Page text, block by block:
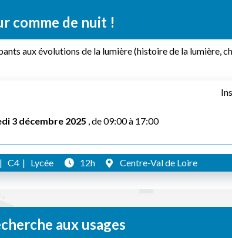
comme de nuit !
aux évolutions de la lumière (histoire de la lumière,
3 décembre 2025 , de 09:00 à 17:00
C4 Lycée 12h Centre-Val de Loire
aux usages